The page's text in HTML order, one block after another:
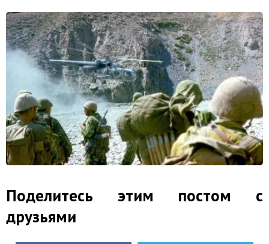
Поделитесь этим постом с
друзьями